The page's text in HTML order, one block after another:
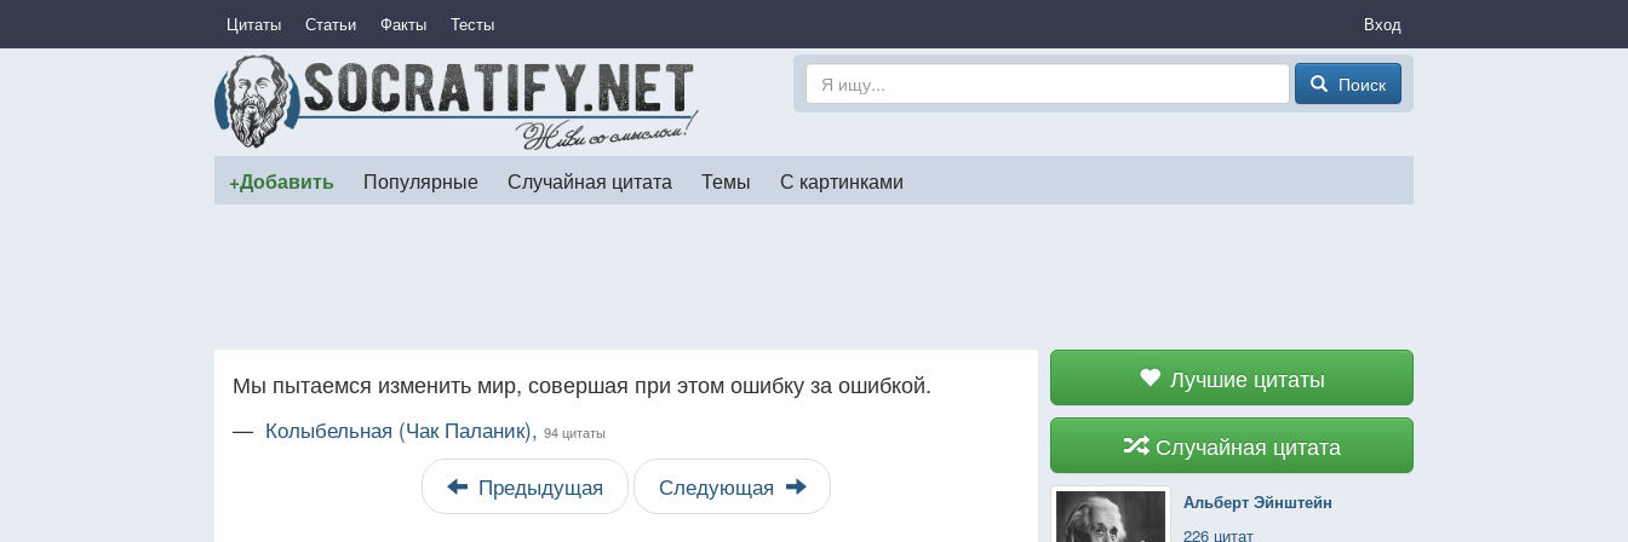
Цитаты Статьи Факты Тесты Вход
Поиск
+Добавить Популярные Случайная цитата Темы С картинками
Лучшие цитаты
Случайная цитата
Альберт Эйнштейн
226 цитат
Мы пытаемся изменить мир, совершая при этом ошибку за ошибкой.
— Колыбельная (Чак Паланик), 94 цитаты
Предыдущая Следующая